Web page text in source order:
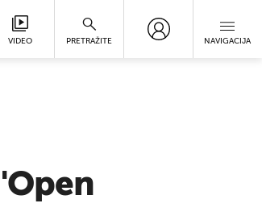
VIDEO PRETRAŽITE NAVIGACIJA